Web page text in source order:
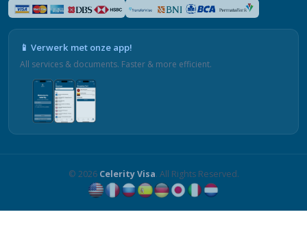
📱 Verwerk met onze app!
All services & documents. Faster & more efficient.
© 2026 Celerity Visa. All Rights Reserved.